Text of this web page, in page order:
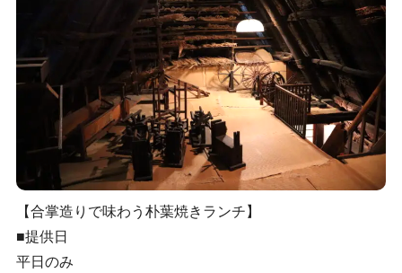
【合掌造りで味わう朴葉焼きランチ】
■提供日
平日のみ